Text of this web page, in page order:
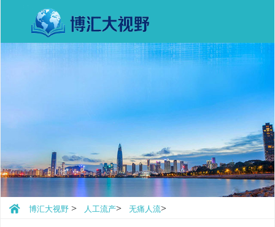
博汇大视野 > 人工流产> 无痛人流>